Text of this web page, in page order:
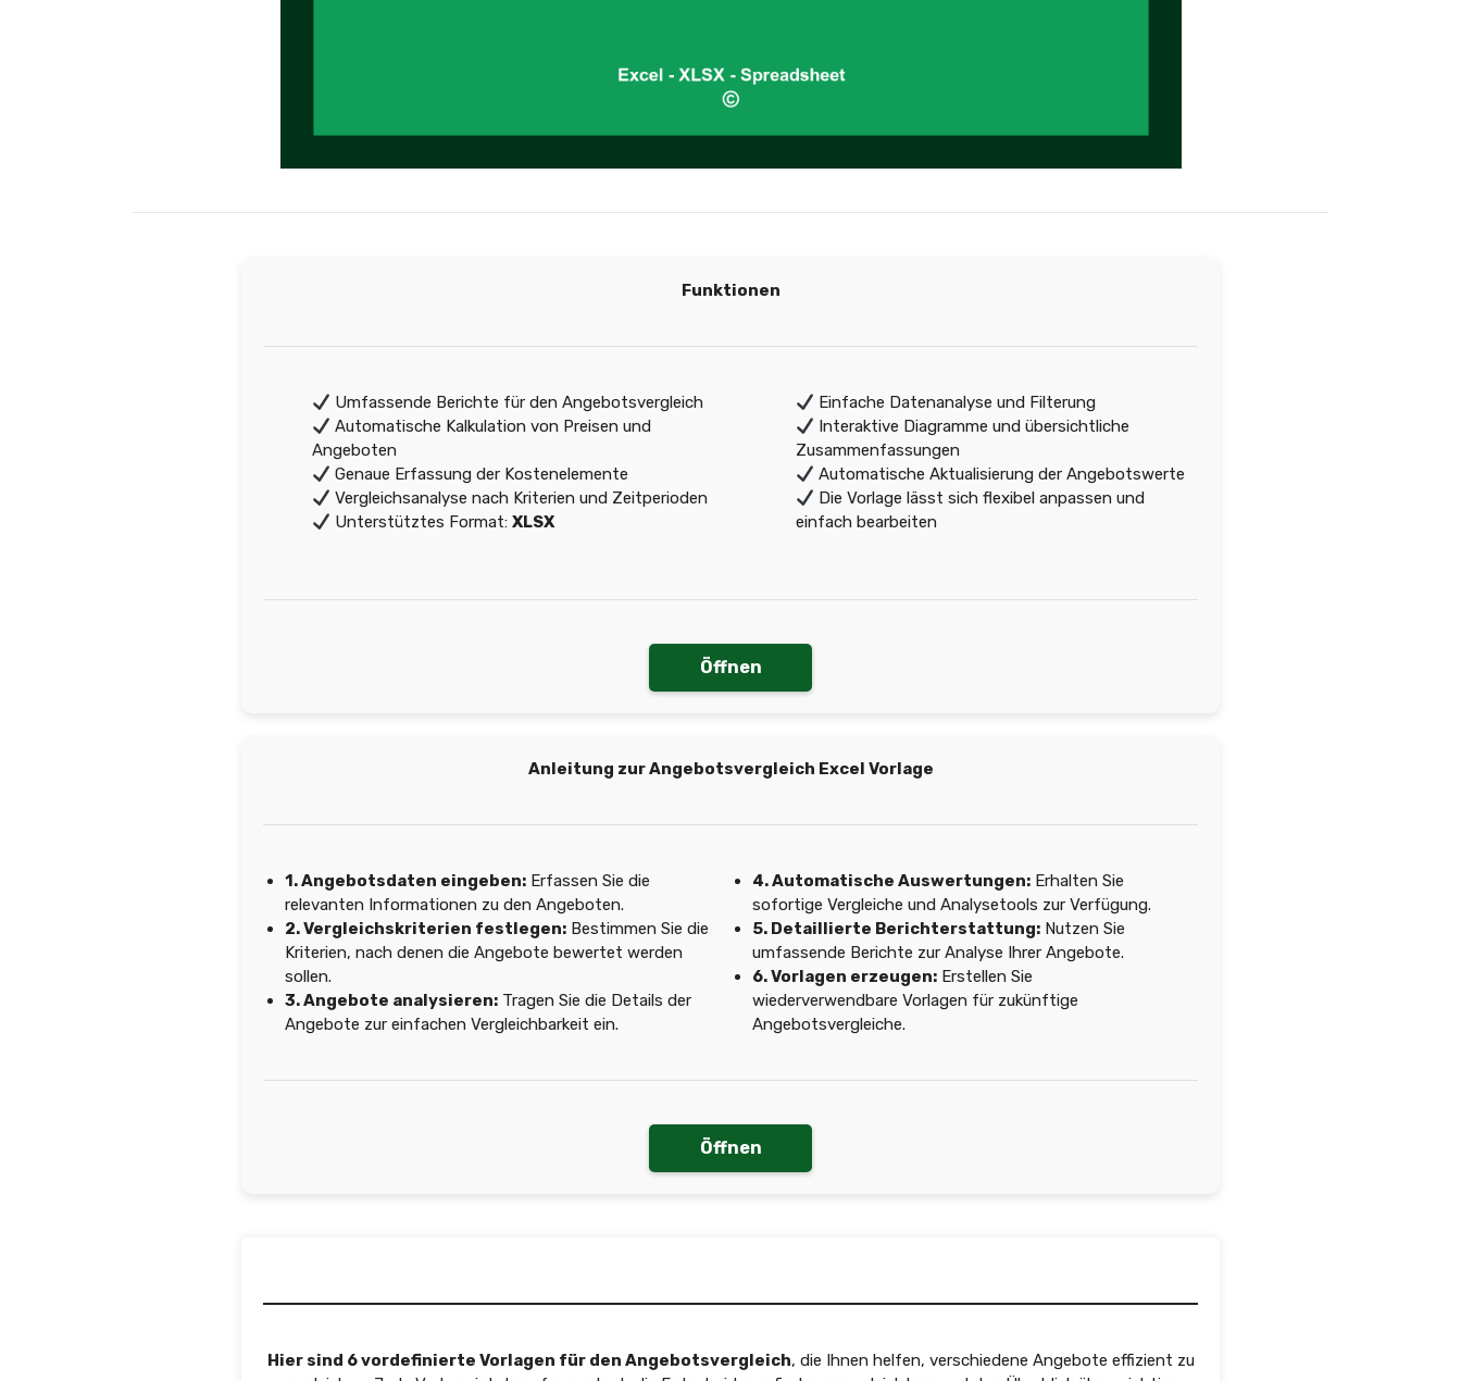
Funktionen
Umfassende Berichte für den Angebotsvergleich
Automatische Kalkulation von Preisen und
Angeboten
Genaue Erfassung der Kostenelemente
Vergleichsanalyse nach Kriterien und Zeitperioden
Unterstütztes Format:XLSX
Einfache Datenanalyse und Filterung
Interaktive Diagramme und übersichtliche
Zusammenfassungen
Automatische Aktualisierung der Angebotswerte
Die Vorlage lässt sich flexibel anpassen und
einfach bearbeiten
Öffnen
Anleitung zur Angebotsvergleich Excel Vorlage
1. Angebotsdaten eingeben: Erfassen Sie die
relevanten Informationen zu den Angeboten.
2. Vergleichskriterien festlegen: Bestimmen Sie die
Kriterien, nach denen die Angebote bewertet werden
sollen.
3. Angebote analysieren: Tragen Sie die Details der
Angebote zur einfachen Vergleichbarkeit ein.
4. Automatische Auswertungen: Erhalten Sie
sofortige Vergleiche und Analysetools zur Verfügung.
5. Detaillierte Berichterstattung: Nutzen Sie
umfassende Berichte zur Analyse Ihrer Angebote.
6. Vorlagen erzeugen: Erstellen Sie
wiederverwendbare Vorlagen für zukünftige
Angebotsvergleiche.
Öffnen
Hier sind 6 vordefinierte Vorlagen für den Angebotsvergleich, die Ihnen helfen, verschiedene Angebote effizient zu